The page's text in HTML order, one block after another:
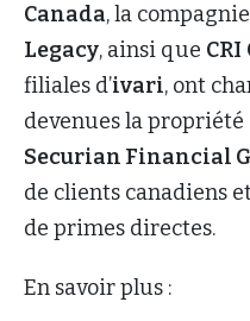
Canada, la
Legacy, ainsi que CRI
filiales d’ivari, ont
devenues la
Securian Financial
de clients canadiens
de primes directes.
En savoir plus :